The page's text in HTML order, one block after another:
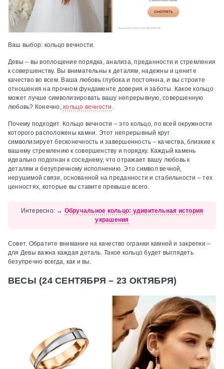
Ваш выбор: кольцо вечности.
Девы – вы воплощение порядка, анализа, преданности и стремления
к совершенству. Вы внимательны к деталям, надежны и цените
качество во всем. Ваша любовь глубока и постоянна, и вы строите
отношения на прочном фундаменте доверия и заботы. Какое кольцо
может лучше символизировать вашу непрерывную, совершенную
любовь? Конечно,кольцо вечности .
Почему подходит.Кольцо вечности – это кольцо, по всей окружности
которого расположены камни. Этот непрерывный круг
символизирует бесконечность и завершенность – качества, близкие к
вашему стремлению к совершенству и порядку. Каждый камень
идеально подогнан к соседнему, что отражает вашу любовь к
деталям и безупречному исполнению. Это символ вечной,
нерушимой связи, основанной на преданности и стабильности – тех
ценностях, которые вы ставите превыше всего.
Интересно: → Обручальное кольцо: удивительная история
украшения
Совет. Обратите внимание на качество огранки камней и закрепки –
для Девы важна каждая деталь. Такое кольцо будет выглядеть
безупречно всегда, как и вы.
ВЕСЫ (24 СЕНТЯБРЯ – 23 ОКТЯБРЯ)